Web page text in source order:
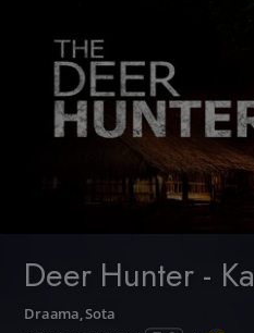
Deer Hunter -
Draama,Sota